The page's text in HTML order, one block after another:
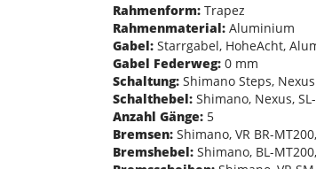
Rahmenform: Trapez
Rahmenmaterial: Aluminium
Gabel: Starrgabel, HoheAcht,
Gabel Federweg: 0 mm
Schaltung: Shimano Steps,
Schalthebel: Shimano, Nexus,
Anzahl Gänge: 5
Bremsen: Shimano, VR BR-
Bremshebel: Shimano, BL-